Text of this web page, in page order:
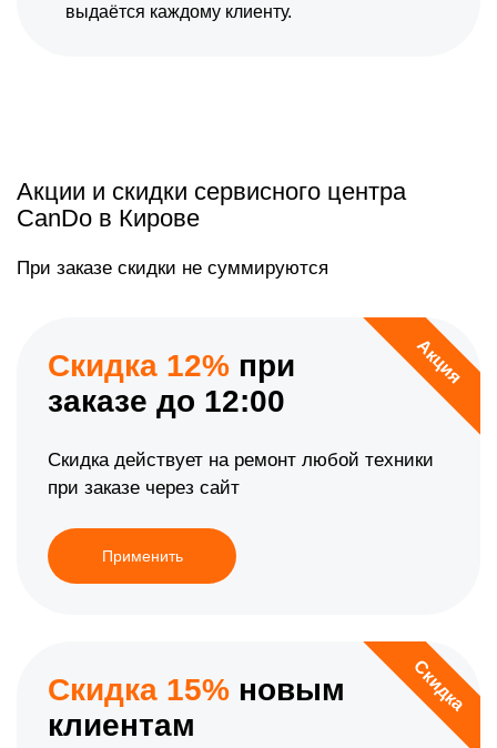
выдаётся каждому клиенту.
Акции и скидки сервисного центра
CanDo в Кирове
При заказе скидки не суммируются
Акция
Скидка 12% при
заказе до 12:00
Скидка действует на ремонт любой техники
при заказе через сайт
Применить
Скидка
Скидка 15% новым
клиентам